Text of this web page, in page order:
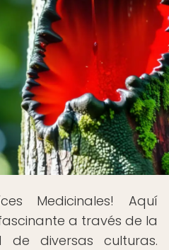
Medicinales! Aquí
a través de la
de diversas culturas.